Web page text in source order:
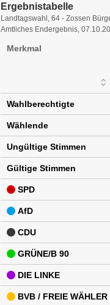
Ergebnistabelle
Ergebnistabelle
Landtagswahl, 64 - Zossen
Amtliches Endergebnis,
Merkmal
Wahlberechtigte
Wählende
Ungültige Stimmen
Gültige Stimmen
SPD
AfD
CDU
GRÜNE/B 90
DIE LINKE
BVB / FREIE WÄHLER